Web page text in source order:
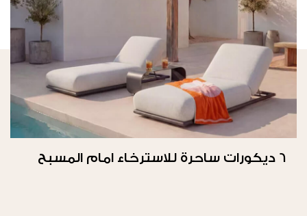
6 ديكورات ساحرة للاسترخاء امام المسبح